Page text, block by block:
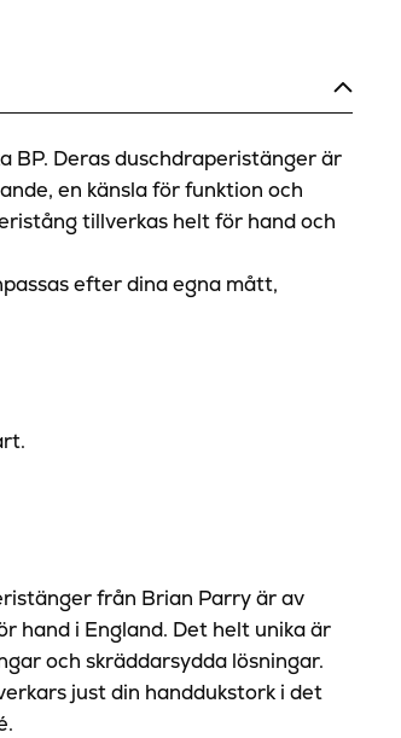
BP. Deras duschdraperistänger är
en känsla för funktion och
tillverkas helt för hand och
efter dina egna mått,
från Brian Parry är av
hand i England. Det helt unika är
och skräddarsydda lösningar.
just din handdukstork i det